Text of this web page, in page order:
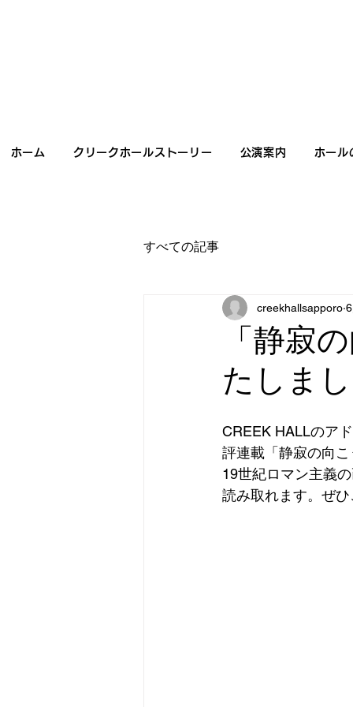
ホーム クリークホールストーリー 公演案内 ホール
すべての記事
「静寂
たしま
creekhallsapporo
CREEK HALLのア
評連載「静寂の向
19世紀ロマン主義
読み取れます。ぜ